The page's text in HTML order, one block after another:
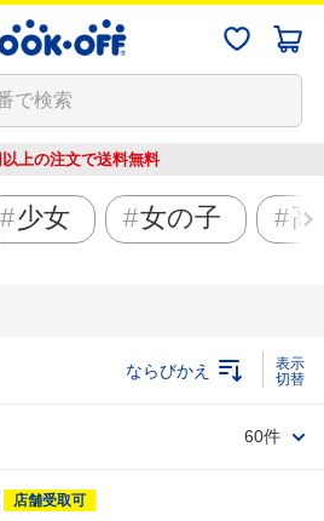
上の注文で送料無料
少女 女の子
ならびかえ
60件
店舗受取可